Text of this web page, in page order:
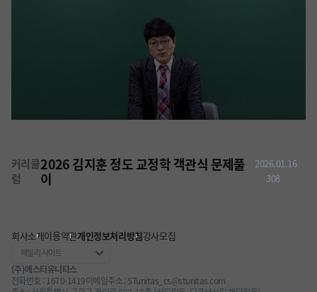
커리큘
럼
2026 김지훈 정도 교정학 객관식 문제풀
이
2026.01.16
308
회사소개이용약관개인정보처리방침강사모집
(주)에스티유니타스
전화번호 : 1670-1419이메일주소 : STunitas_cs@stunitas.com